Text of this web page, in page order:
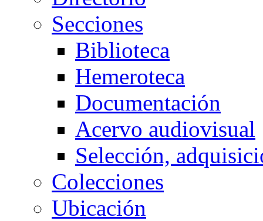
Secciones
Biblioteca
Hemeroteca
Documentación
Acervo audiovisual
Selección,
Colecciones
Ubicación